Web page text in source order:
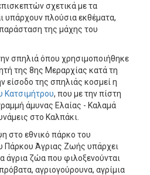
σχετικά με τα
υπάρχουν πλούσια εκθέματα,
της μάχης του
σπηλιά όπου χρησιμοποιήθηκε
της 8ης Μεραρχίας κατά τη
είσοδο της σπηλιάς κοσμεί η
Κατσιμήτρου, που με την πίστη
άμυνας Ελαίας - Καλαμά
στο Καλπάκι.
στο εθνικό πάρκο του
Πάρκου Άγριας Ζωής υπάρχει
άγρια ζώα που φιλοξενούνται
αγριογούρουνα, αγρίμια